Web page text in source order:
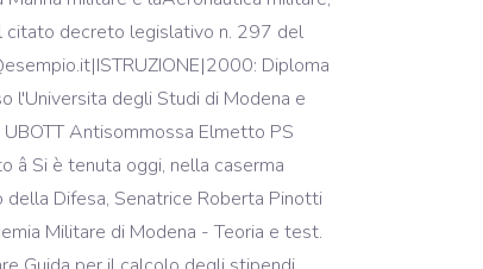
citato decreto legislativo n. 297 del
Diploma
l'Universita degli Studi di Modena e
UBOTT Antisommossa Elmetto PS
Si è tenuta oggi, nella caserma
della Difesa, Senatrice Roberta Pinotti
Militare di Modena - Teoria e test.